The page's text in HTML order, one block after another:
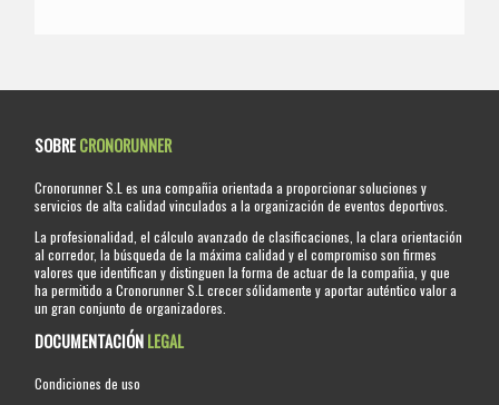
SOBRECRONORUNNER
Cronorunner S.L es una compañia orientada a proporcionar soluciones y
servicios de alta calidad vinculados a la organización de eventos deportivos.
La profesionalidad, el cálculo avanzado de clasificaciones, la clara orientación
al corredor, la búsqueda de la máxima calidad y el compromiso son firmes
valores que identifican y distinguen la forma de actuar de la compañia, y que
ha permitido a Cronorunner S.L crecer sólidamente y aportar auténtico valor a
un gran conjunto de organizadores.
DOCUMENTACIÓNLEGAL
Condiciones de uso